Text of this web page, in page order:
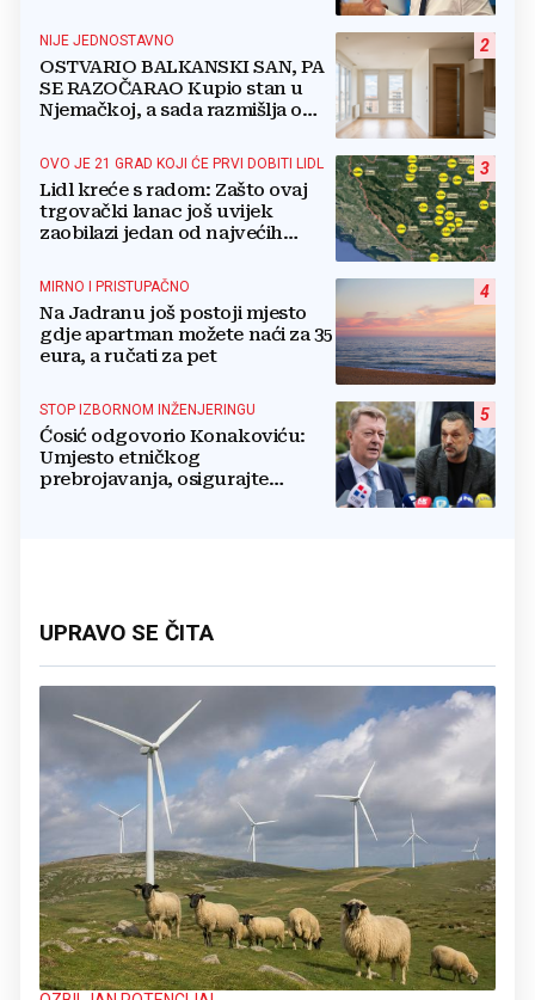
2
NIJE JEDNOSTAVNO
OSTVARIO BALKANSKI SAN, PA
SE RAZOČARAO Kupio stan u
Njemačkoj, a sada razmišlja o
3
OVO JE 21 GRAD KOJI ĆE PRVI DOBITI LIDL
Lidl kreće s radom: Zašto ovaj
trgovački lanac još uvijek
zaobilazi jedan od najvećih
4
MIRNO I PRISTUPAČNO
Na Jadranu još postoji mjesto
gdje apartman možete naći za 35
eura, a ručati za pet
5
STOP IZBORNOM INŽENJERINGU
Ćosić odgovorio Konakoviću:
Umjesto etničkog
prebrojavanja, osigurajte
UPRAVO SE ČITA